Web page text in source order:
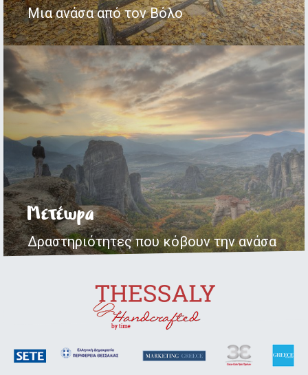
Μια ανάσα από τον Βόλο
Μετέωρα
Δραστηριότητες που κόβουν την ανάσα